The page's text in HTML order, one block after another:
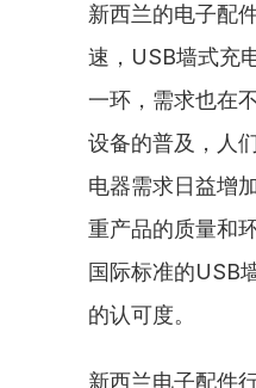
新西兰的电子配
速，USB墙式充
一环，需求也在
设备的普及，人
电器需求日益增
重产品的质量和
国际标准的USB
的认可度。
新西兰电子配件